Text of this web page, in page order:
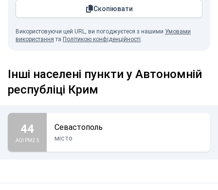
Скопіювати
Використовуючи цей URL, ви погоджуєтеся з нашими Умовами
використання та Політикою конфіденційності.
Інші населені пункти у Автономній
республіці Крим
44
AQI PM2.5
Севастополь
місто